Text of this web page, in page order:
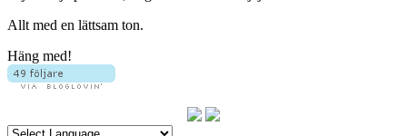
Allt med en lättsam ton.
Häng med!